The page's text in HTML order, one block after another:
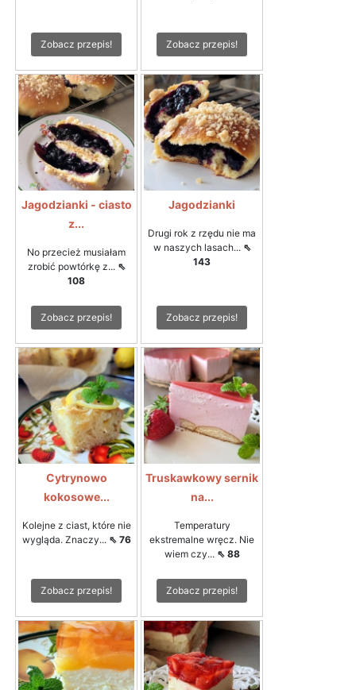
Zobacz przepis! Zobacz przepis!
Jagodzianki - ciasto
z...
No przecież musiałam
zrobić powtórkę z... ⇖
108
Zobacz przepis!
Jagodzianki
Drugi rok z rzędu nie ma
w naszych lasach... ⇖
143
Zobacz przepis!
Cytrynowo
kokosowe...
Kolejne z ciast, które nie
wygląda. Znaczy... ⇖ 76
Zobacz przepis!
Truskawkowy sernik
na...
Temperatury
ekstremalne wręcz. Nie
wiem czy... ⇖ 88
Zobacz przepis!